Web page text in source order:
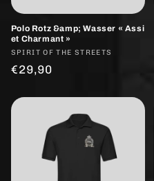
Polo Rotz &amp; Wasser « Assi
et Charmant »
Fournisseur :
SPIRIT OF THE STREETS
Prix
€29,90